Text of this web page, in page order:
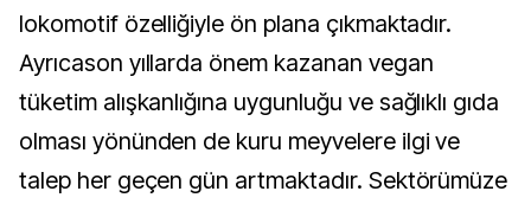
lokomotif özelliğiyle ön plana çıkmaktadır.
Ayrıcason yıllarda önem kazanan vegan
tüketim alışkanlığına uygunluğu ve sağlıklı gıda
olması yönünden de kuru meyvelere ilgi ve
talep her geçen gün artmaktadır. Sektörümüze